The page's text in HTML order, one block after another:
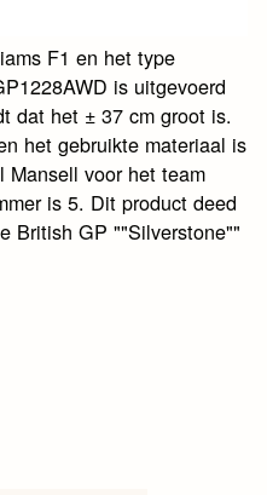
F1 en het type
is uitgevoerd
dat het ± 37 cm groot is.
het gebruikte materiaal is
Mansell voor het team
is 5. Dit product deed
British GP ""Silverstone""